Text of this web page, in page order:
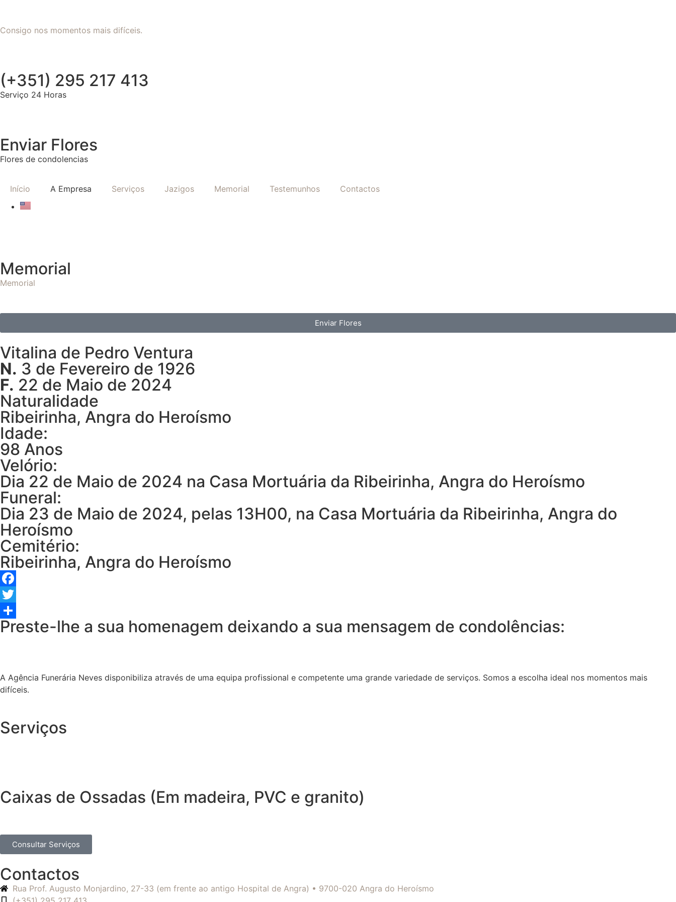
Consigo nos momentos mais difíceis.
(+351) 295 217 413
Serviço 24 Horas
Enviar Flores
Flores de condolencias
Início A Empresa Serviços Jazigos Memorial Testemunhos Contactos
Memorial
Memorial
Enviar Flores
Vitalina de Pedro Ventura
N. 3 de Fevereiro de 1926
F. 22 de Maio de 2024
Naturalidade
Ribeirinha, Angra do Heroísmo
Idade:
98 Anos
Velório:
Dia 22 de Maio de 2024 na Casa Mortuária da Ribeirinha, Angra do Heroísmo
Funeral:
Dia 23 de Maio de 2024, pelas 13H00, na Casa Mortuária da Ribeirinha, Angra do
Heroísmo
Cemitério:
Ribeirinha, Angra do Heroísmo
Facebook
Twitter
Share
Preste-lhe a sua homenagem deixando a sua mensagem de condolências:
A Agência Funerária Neves disponibiliza através de uma equipa profissional e competente uma grande variedade de serviços. Somos a escolha ideal nos momentos mais
difíceis.
Serviços
Caixas de Ossadas (Em madeira, PVC e granito)
Consultar Serviços
Contactos
Rua Prof. Augusto Monjardino, 27-33 (em frente ao antigo Hospital de Angra) • 9700-020 Angra do Heroísmo